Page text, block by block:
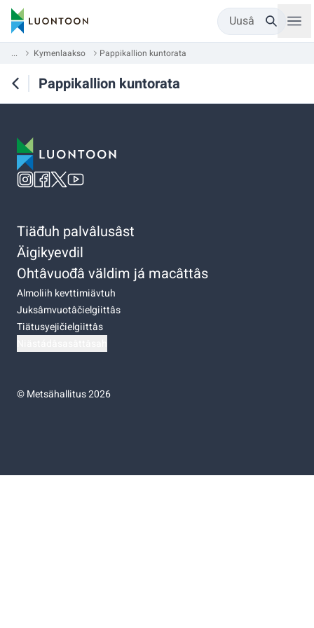
Uusâ
... Kymenlaakso Pappikallion kuntorata
Pappikallion kuntorata
Tiäđuh palvâlusâst
Äigikyevdil
Ohtâvuođâ väldim já macâttâs
Almoliih kevttimiävtuh
Juksâmvuotâčielgiittâs
Tiätusyejičielgiittâs
©Metsähallitus 2026